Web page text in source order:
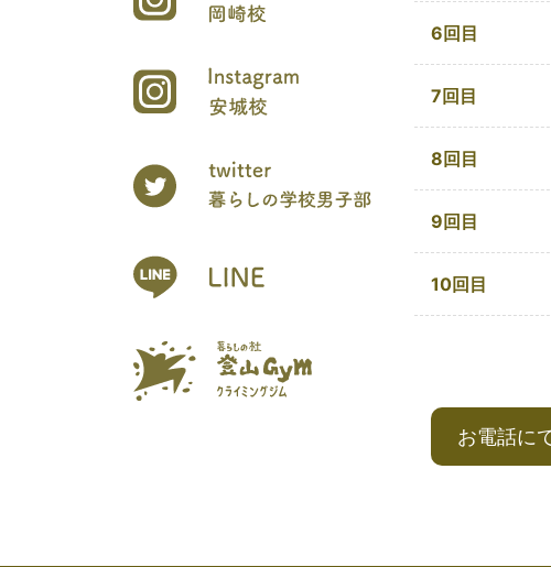
6回目
7回目
8回目
9回目
10回目
お電話に